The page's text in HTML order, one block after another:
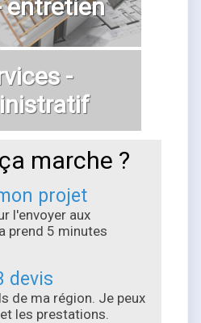
entretien
-
marche ?
projet
l'envoyer aux
prend 5 minutes
devis
de ma région. Je peux
les prestations.